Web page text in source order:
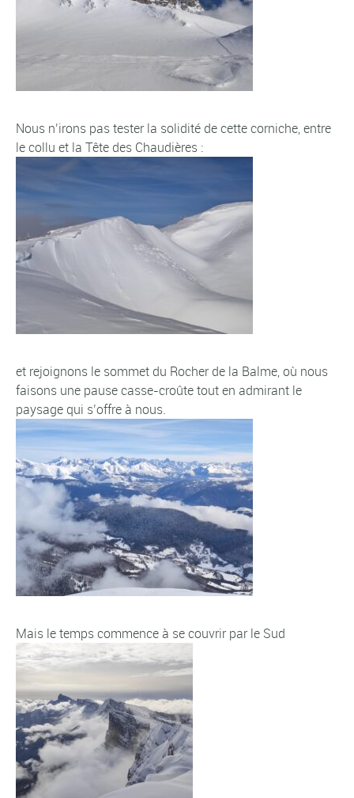
Nous n’irons pas tester la solidité de cette corniche, entre
le collu et la Tête des Chaudières :
et rejoignons le sommet du Rocher de la Balme, où nous
faisons une pause casse-croûte tout en admirant le
paysage qui s’offre à nous.
Mais le temps commence à se couvrir par le Sud